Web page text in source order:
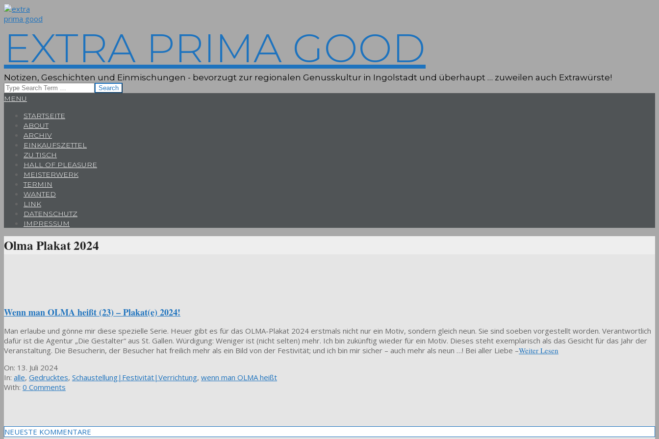
Skip
to
EXTRA PRIMA GOOD
Notizen, Geschichten und Einmischungen - bevorzugt zur regionalen Genusskultur in Ingolstadt und überhaupt … zuweilen auch Extrawürste!
Search
Primary
MENU
STARTSEITE
ABOUT
ARCHIV
EINKAUFSZETTEL
ZU TISCH
HALL OF PLEASURE
MEISTERWERK
TERMIN
WANTED
LINK
DATENSCHUTZ
IMPRESSUM
Olma Plakat 2024
Wenn man OLMA heißt (23) – Plakat(e) 2024!
Man erlaube und gönne mir diese spezielle Serie. Heuer gibt es für das OLMA-Plakat 2024 erstmals nicht nur ein Motiv, sondern gleich neun. Sie sind soeben vorgestellt worden. Verantwortlich
dafür ist die Agentur „Die Gestalter“ aus St. Gallen. Würdigung: Weniger ist (nicht selten) mehr. Ich bin zukünftig wieder für ein Motiv. Dieses steht exemplarisch als das Gesicht für das Jahr der
Veranstaltung. Die Besucherin, der Besucher hat freilich mehr als ein Bild von der Festivität; und ich bin mir sicher – auch mehr als neun …! Bei aller Liebe –Weiter Lesen
2024-
07-
13
On: 13. Juli 2024
In: alle, Gedrucktes, Schaustellung|Festivität|Verrichtung, wenn man OLMA heißt
With: 0 Comments
NEUESTE KOMMENTARE